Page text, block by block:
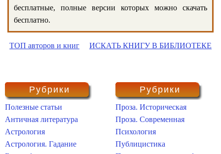
бесплатные, полные версии которых можно скачать
бесплатно.
ТОП авторов и книг ИСКАТЬ КНИГУ В БИБЛИОТЕКЕ
Рубрики
Полезные статьи
Античная литература
Астрология
Астрология. Гадание
Рубрики
Проза. Историческая
Проза. Современная
Психология
Публицистика